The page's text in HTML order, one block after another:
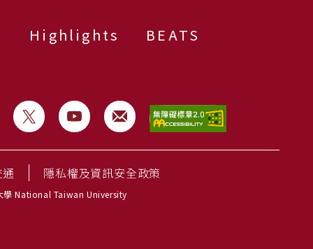
Highlights BEATS
隱私權及資訊安全政策
National Taiwan University